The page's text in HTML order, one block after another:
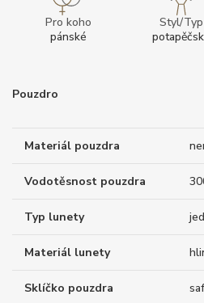
Pro koho
pánské
Styl/Typ
Pouzdro
Materiál pouzdra
Vodotěsnost pouzdra
Typ lunety
Materiál lunety
Sklíčko pouzdra